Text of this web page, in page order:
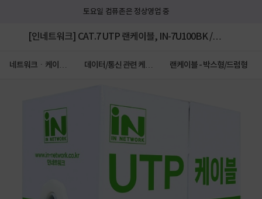
토요일 컴퓨존은 정상영업 중
[인네트워크] CAT.7 UTP 랜케이블, IN-7U100BK /
네트워크ㆍ케이블
데이터/통신 관련 케이
랜케이블 - 박스형/드럼형